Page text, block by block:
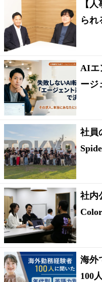
【
られ
AIエ
ージ
社員
社内
海外
100